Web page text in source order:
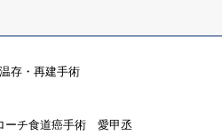
存・再建手術
ーチ食道癌手術 愛甲丞